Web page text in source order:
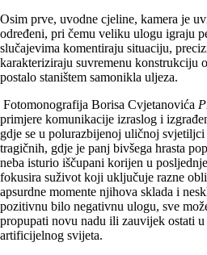
Osim prve, uvodne cjeline, kamera je
određeni, pri čemu veliku ulogu igraju
slučajevima komentiraju situaciju,
karakteriziraju suvremenu konstrukciju
postalo staništem samonikla uljeza.
Fotomonografija Borisa Cvjetanovića
primjere komunikacije izraslog i
gdje se u polurazbijenoj uličnoj
tragičnih, gdje je panj bivšega hrasta
neba isturio iščupani korijen u
fokusira suživot koji uključuje razne
apsurdne momente njihova sklada i
pozitivnu bilo negativnu ulogu, sve
propupati novu nadu ili zauvijek ostati
artificijelnog svijeta.